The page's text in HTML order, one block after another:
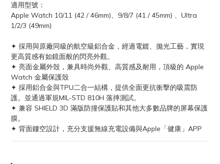
適用型號：
Apple Watch 10/11 (42 / 46mm)、9/8/7 (41 / 45mm) 、Ultra
1/2/3 (49mm)
✦ 採用與原廠同級的航空級鋁合金，經過電鍍、拋光工藝，實現
更高質感有如鏡面般的閃亮外觀。
✦ 亮面金屬外殼，兼具時尚外觀、高質感及耐用，頂級的 Apple
Watch 金屬保護殼
✦ 採用鋁合金與TPU二合一結構，提供全面更抗衝擊的吸震防
護。並通過軍規MIL-STD 810H 落摔測試。
✦ 兼容 SHIELD 3D 滿版防撞保護貼和其他大多數品牌的屏幕保護
膜。
✦ 背面鏤空設計，充分支援無線充電設備與Apple「健康」APP